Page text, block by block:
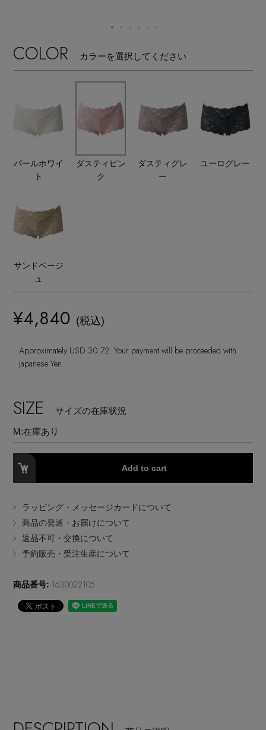
【限定】ここでしか買えないアイテム
【ペプラム】トレンドシルエット
『ELLE』最新号掲載
ワンピース・チュニック
パンツ
スカート
ジャケット
コート
ルームウェア・パジャマ
サンダル
スニーカー
フラットシューズ
レインシューズ
すべてのバッグ・財布
ショルダーバッグ
トートバッグ
ハンドバッグ
財布・小物
ボディバッグ・ウェストポーチ
クラッチバッグ
ボストンバッグ
ファッション小物
ストール・マフラー・ケープ
帽子・イヤーマフ
スマートフォンケース・タブレットケース
アイウェア
グローブ
ポーチ
チャーム・ストラップ
すべてのアクセサリー
ピアス・イヤリング
バングル・ブレスレット
リング
ランジェリー
すべてのランジェリー
インナー
ウェア
バッグ・小物
特集一覧
HOT STYLE
EDITOR'S CLOSET
メルマガ PICKUP
PERSONAL COLOR
エディター厳選ギフト
COLOR カラーを選択してください
パールホワイ
ト
ダスティピン
ク
ダスティグレ
ー
ユーログレー
サンドベージ
ュ
¥4,840 (税込)
Approximately USD 30.72. Your payment will be proceeded with
Japanese Yen.
SIZE サイズの在庫状況
M:在庫あり
Add to cart
ラッピング・メッセージカードについて
商品の発送・お届けについて
返品不可・交換について
予約販売・受注生産について
商品番号: 1630022105